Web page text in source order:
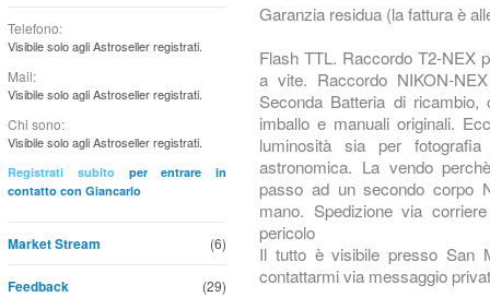
Telefono:
Visibile solo agli Astroseller registrati.
Mail:
Visibile solo agli Astroseller registrati.
Chi sono:
Visibile solo agli Astroseller registrati.
Registrati subitoper entrare in
contatto con Giancarlo
(6)
Market Stream
Feedback (29)
Garanzia residua (la fattura è
Flash TTL. Raccordo T2-NEX
a vite. Raccordo NIKON-
Seconda Batteria di
imballo e manuali originali.
luminosità sia per
astronomica. La vendo
passo ad un secondo corpo
mano. Spedizione via
pericolo
Il tutto è visibile presso San
contattarmi via messaggio